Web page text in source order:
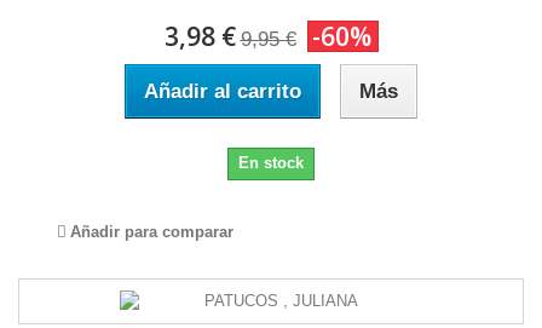
3,98 € 9,95 € -60%
Añadir al carrito Más
En stock
Añadir para comparar